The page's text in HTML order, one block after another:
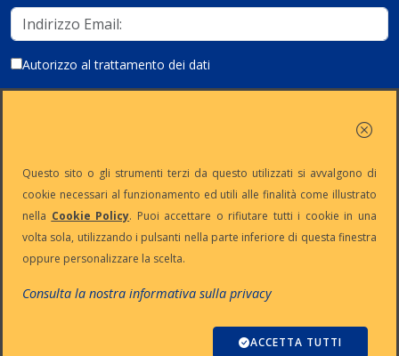
Autorizzo al trattamento dei dati
Partita Iva:
IT13383650150
Capitale
Sociale: €
10.500 i.v.
Iscrizione
REA n° MI-
Reg. Imp. n°
MI-2001-
: digiway@legalmail.it
Copyright © Digiway Srl - Designed by Digiway Srl - Powered by HCL
Software Domino
Questo sito o gli strumenti terzi da questo utilizzati si avvalgono di
cookie necessari al funzionamento ed utili alle finalità come illustrato
nella Cookie Policy. Puoi accettare o rifiutare tutti i cookie in una
volta sola, utilizzando i pulsanti nella parte inferiore di questa finestra
oppure personalizzare la scelta.
Consulta la nostra informativa sulla privacy
ACCETTA TUTTI